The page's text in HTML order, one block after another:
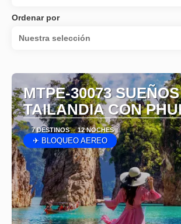
Ordenar por
Nuestra selección
MTPE-30073
TAILANDIA CON
7 DESTINOS 12 NOCHES
✈ BLOQUEO AEREO